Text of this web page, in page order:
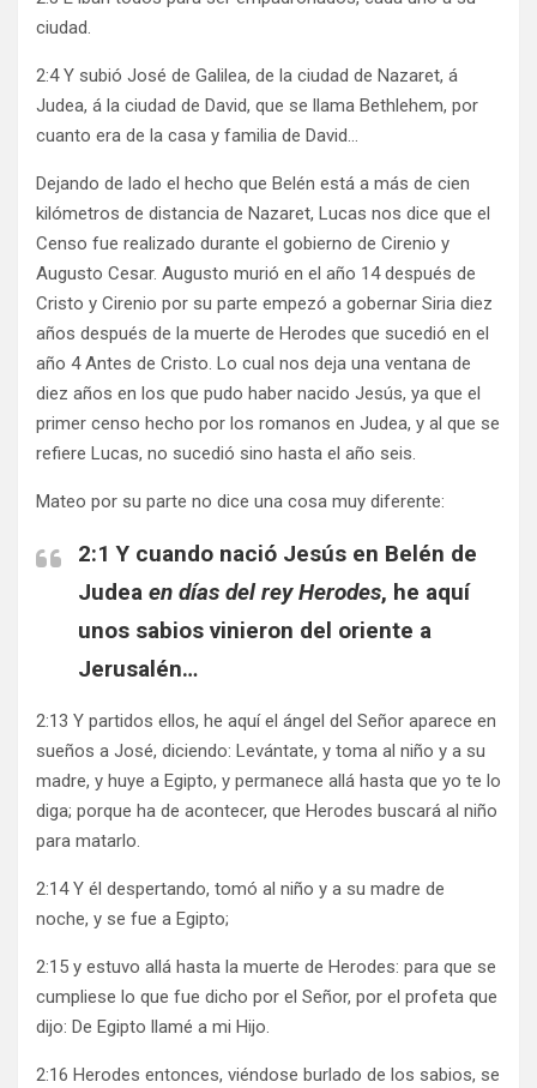
ciudad.
2:4 Y subió José de Galilea, de la ciudad de Nazaret, á
Judea, á la ciudad de David, que se llama Bethlehem, por
cuanto era de la casa y familia de David…
Dejando de lado el hecho que Belén está a más de cien
kilómetros de distancia de Nazaret, Lucas nos dice que el
Censo fue realizado durante el gobierno de Cirenio y
Augusto Cesar. Augusto murió en el año 14 después de
Cristo y Cirenio por su parte empezó a gobernar Siria diez
años después de la muerte de Herodes que sucedió en el
año 4 Antes de Cristo. Lo cual nos deja una ventana de
diez años en los que pudo haber nacido Jesús, ya que el
primer censo hecho por los romanos en Judea, y al que se
refiere Lucas, no sucedió sino hasta el año seis.
Mateo por su parte no dice una cosa muy diferente:
2:1 Y cuando nació Jesús en Belén de
Judea en días del rey Herodes, he aquí
unos sabios vinieron del oriente a
Jerusalén…
2:13 Y partidos ellos, he aquí el ángel del Señor aparece en
sueños a José, diciendo: Levántate, y toma al niño y a su
madre, y huye a Egipto, y permanece allá hasta que yo te lo
diga; porque ha de acontecer, que Herodes buscará al niño
para matarlo.
2:14 Y él despertando, tomó al niño y a su madre de
noche, y se fue a Egipto;
2:15 y estuvo allá hasta la muerte de Herodes: para que se
cumpliese lo que fue dicho por el Señor, por el profeta que
dijo: De Egipto llamé a mi Hijo.
2:16 Herodes entonces, viéndose burlado de los sabios, se